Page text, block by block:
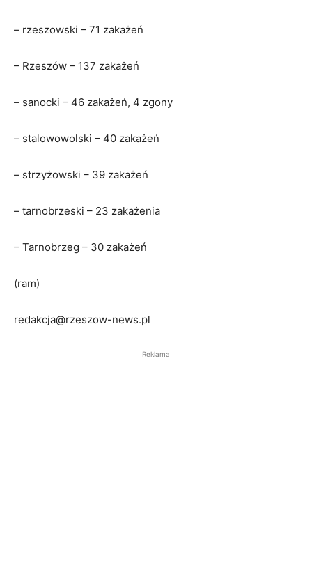
– rzeszowski – 71 zakażeń
– Rzeszów – 137 zakażeń
– sanocki – 46 zakażeń, 4 zgony
– stalowowolski – 40 zakażeń
– strzyżowski – 39 zakażeń
– tarnobrzeski – 23 zakażenia
– Tarnobrzeg – 30 zakażeń
(ram)
redakcja@rzeszow-news.pl
Reklama